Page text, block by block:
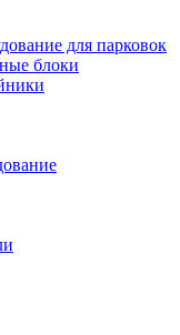
для парковок
блоки